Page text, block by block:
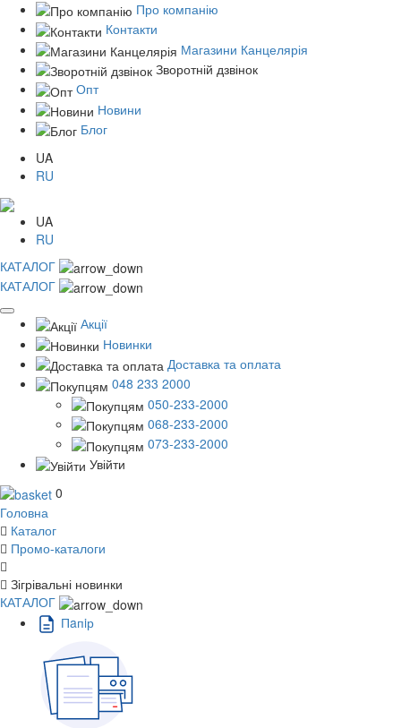
Про компанію
Контакти
Магазини Канцелярія
Зворотній дзвінок
Опт
Новини
Блог
UA
RU
UA
RU
КАТАЛОГ
КАТАЛОГ
Акції
Новинки
Доставка та оплата
048 233 2000
050-233-2000
068-233-2000
073-233-2000
Увійти
0
Головна
Каталог
Промо-каталоги
Зігрівальні новинки
КАТАЛОГ
Пaпiр